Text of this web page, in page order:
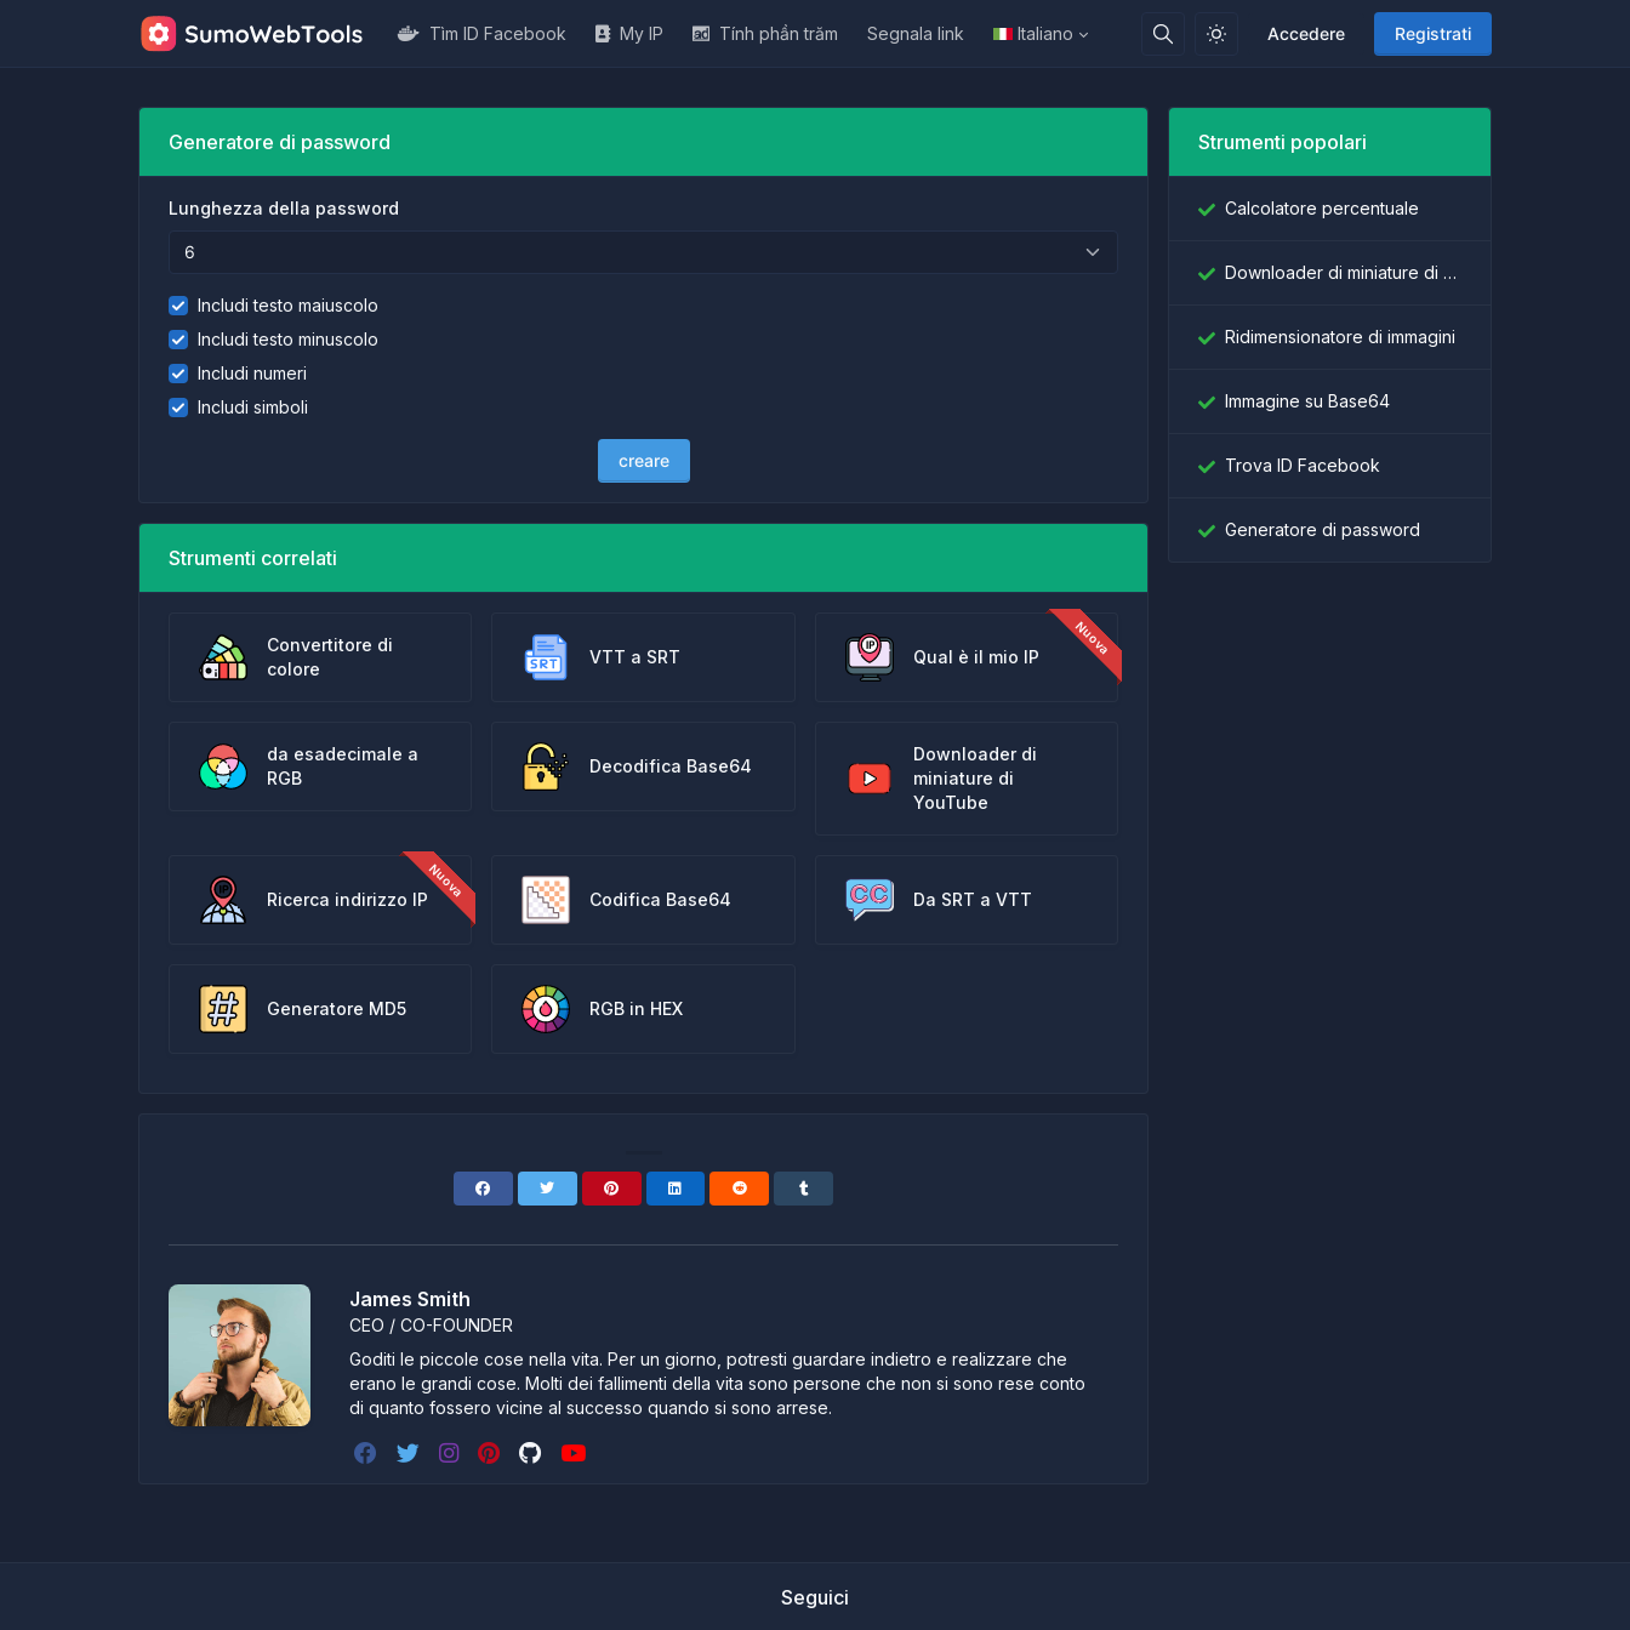
Accedere Registrati
Tìm ID Facebook My IP Tính phần trăm Segnala link Italiano
Generatore di password
Lunghezza della password
Includi testo maiuscolo
Includi testo minuscolo
Includi numeri
Includi simboli
creare
Strumenti correlati
Convertitore di
colore
VTT a SRT Qual è il mio IP
da esadecimale a
RGB
Decodifica Base64
Downloader di
miniature di
YouTube
Ricerca indirizzo IP Codifica Base64 Da SRT a VTT
Generatore MD5 RGB in HEX
James Smith
CEO / CO-FOUNDER
Goditi le piccole cose nella vita. Per un giorno, potresti guardare indietro e realizzare che
erano le grandi cose. Molti dei fallimenti della vita sono persone che non si sono rese conto
di quanto fossero vicine al successo quando si sono arrese.
Strumenti popolari
Calcolatore percentuale
Downloader di miniature di YouTube
Ridimensionatore di immagini
Immagine su Base64
Trova ID Facebook
Generatore di password
Seguici